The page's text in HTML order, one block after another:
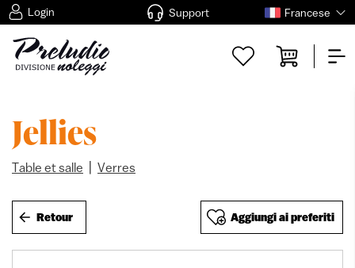
Login Support Francese
Jellies
Table et salle Verres
Retour Aggiungi ai preferiti